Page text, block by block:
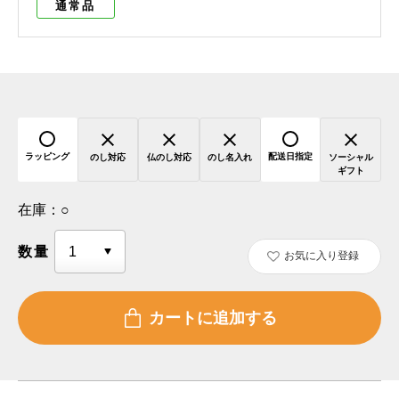
通常品
ラッピング のし対応 仏のし対応 のし名入れ 配送日指定
ソーシャル
ギフト
在庫： ○
数量 お気に入り登録